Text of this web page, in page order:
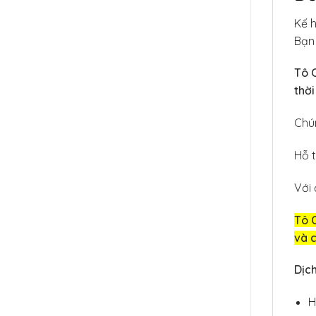
Kế
Tô
Hỗ
Với
Tô
và